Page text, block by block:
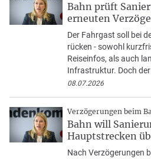
Bahn prüft
erneuten
Der Fahrgast soll bei
rücken - sowohl
Reiseinfos, als auch
Infrastruktur. Doch
08.07.2026
Verzögerungen beim
Bahn will
Hauptstrecken
Nach Verzögerungen